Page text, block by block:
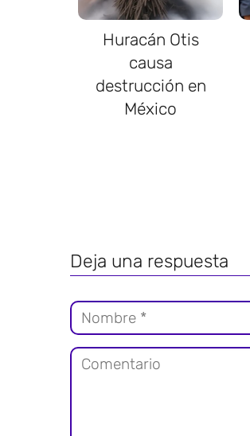
Huracán Otis
causa
destrucción en
México
Deja una respuesta